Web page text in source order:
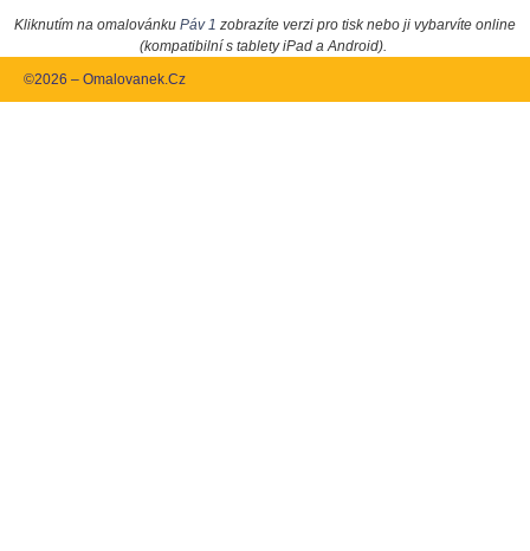
Kliknutím na omalovánku Páv 1 zobrazíte verzi pro tisk nebo ji vybarvíte online
(kompatibilní s tablety iPad a Android).
©2026 – Omalovanek.Cz